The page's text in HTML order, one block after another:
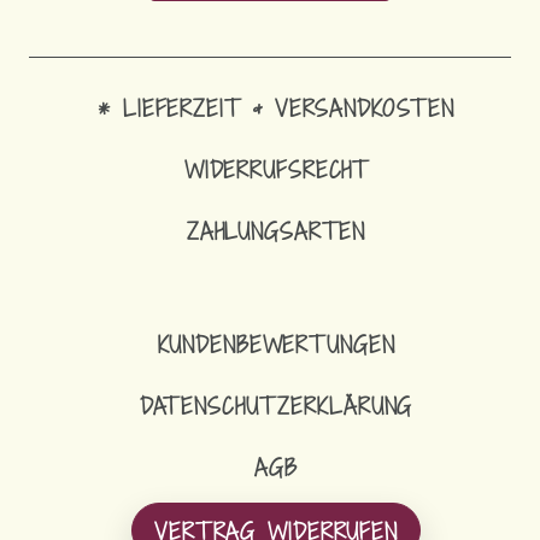
* LIEFERZEIT & VERSANDKOSTEN
WIDERRUFSRECHT
ZAHLUNGSARTEN
KUNDENBEWERTUNGEN
DATENSCHUTZERKLÄRUNG
AGB
VERTRAG WIDERRUFEN